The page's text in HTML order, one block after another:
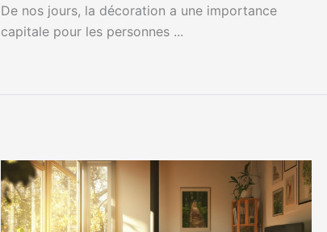
De nos jours, la décoration a une importance
capitale pour les personnes ...